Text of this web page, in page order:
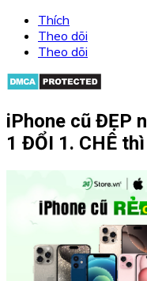
Thích
Theo dõi
Theo dõi
iPhone cũ ĐẸP
1 ĐỔI 1. CHÊ